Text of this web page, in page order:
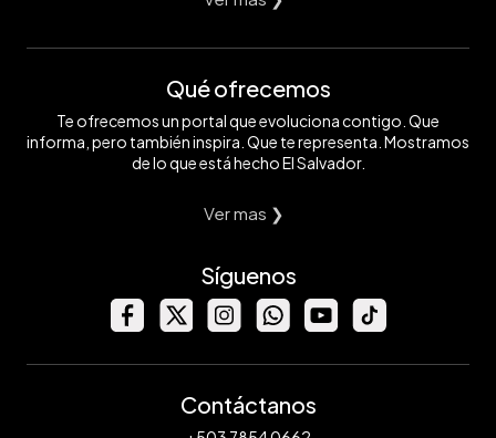
Qué ofrecemos
Te ofrecemos un portal que evoluciona contigo. Que
informa, pero también inspira. Que te representa. Mostramos
de lo que está hecho El Salvador.
Ver mas ❯
Síguenos
Contáctanos